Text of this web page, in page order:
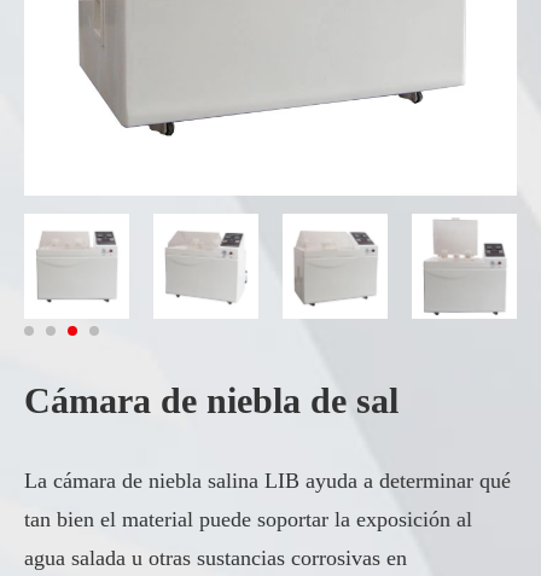
Cámara de niebla de sal
La cámara de niebla salina LIB ayuda a determinar qué
tan bien el material puede soportar la exposición al
agua salada u otras sustancias corrosivas en